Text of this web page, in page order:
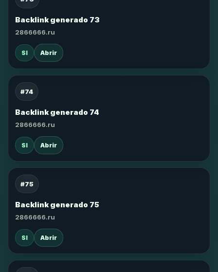
Backlink generado 73
2866666.ru
SI Abrir
#74
Backlink generado 74
2866666.ru
SI Abrir
#75
Backlink generado 75
2866666.ru
SI Abrir